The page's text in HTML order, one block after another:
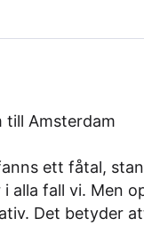
till Amsterdam
ett fåtal,
alla fall vi. Men
Det betyder